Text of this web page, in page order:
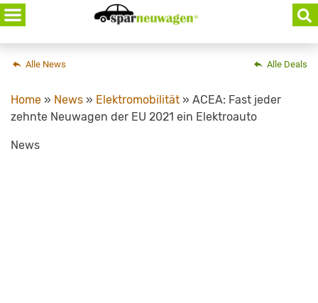
Skip
to
content
Alle Deals
Alle News
Home » News » Elektromobilität » ACEA: Fast jeder
zehnte Neuwagen der EU 2021 ein Elektroauto
News